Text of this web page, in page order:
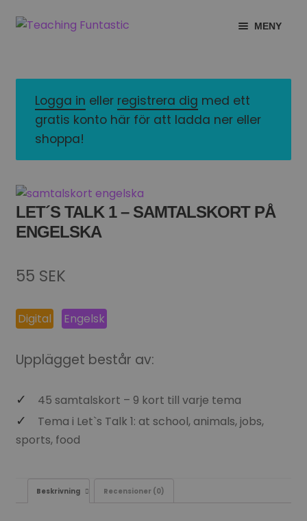
Hoppa
Gå
MENY
UNDERMENY
GRATISMATERIAL
BUTIK
LICENSER
UNDERMENY
TYPSNITT
TIPSHÖRNAN
Logga in eller registrera dig med ett
gratis konto här för att ladda ner eller
shoppa!
LET´S TALK 1 – SAMTALSKORT PÅ
ENGELSKA
55 SEK
Digital Engelsk
Upplägget består av:
45 samtalskort – 9 kort till varje tema
Tema i Let`s Talk 1: at school, animals, jobs,
sports, food
Beskrivning Recensioner (0)